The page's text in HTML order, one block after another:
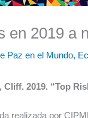
en 2019 a
Paz en el Mundo,
2019. “Top
realizada por